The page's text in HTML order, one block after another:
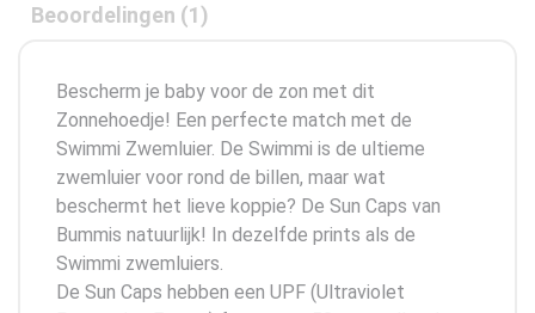
Beoordelingen (1)
Bescherm je baby voor de zon met dit
Zonnehoedje! Een perfecte match met de
Swimmi Zwemluier. De Swimmi is de ultieme
zwemluier voor rond de billen, maar wat
beschermt het lieve koppie? De Sun Caps van
Bummis natuurlijk! In dezelfde prints als de
Swimmi zwemluiers.
De Sun Caps hebben een UPF (Ultraviolet